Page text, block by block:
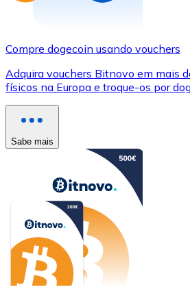
Compre dogecoin usando vouchers
Adquira vouchers Bitnovo em mais
físicos na Europa e troque-os por
Sabe mais